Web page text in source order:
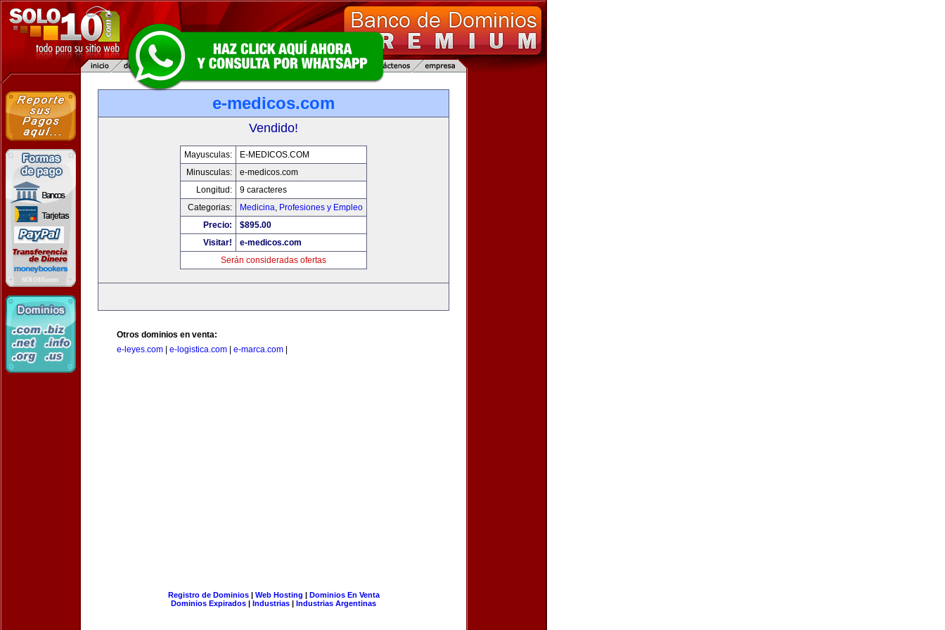
e-medicos.com
Vendido!
Mayusculas:
E-MEDICOS.COM
Minusculas:
e-medicos.com
Longitud:
9 caracteres
Categorias:
Medicina, Profesiones y Empleo
Precio:
$895.00
Visitar!
e-medicos.com
Serán consideradas ofertas
Otros dominios en venta:
e-leyes.com
e-logistica.com e-marca.com
Registro de Dominios| Web Hosting | Dominios En Venta
Dominios Expirados | Industrias | Industrias Argentinas